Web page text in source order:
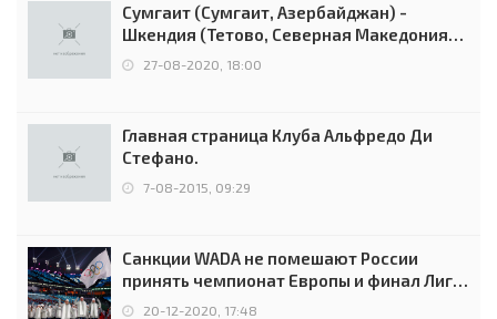
Сумгаит (Сумгаит, Азербайджан) -
Шкендия (Тетово, Северная Македония) -
0:2 (0:0)
27-08-2020, 18:00
Главная страница Клуба Альфредо Ди
Стефано.
7-08-2015, 09:29
Санкции WADA не помешают России
принять чемпионат Европы и финал Лиги
чемпионов.
20-12-2020, 17:48